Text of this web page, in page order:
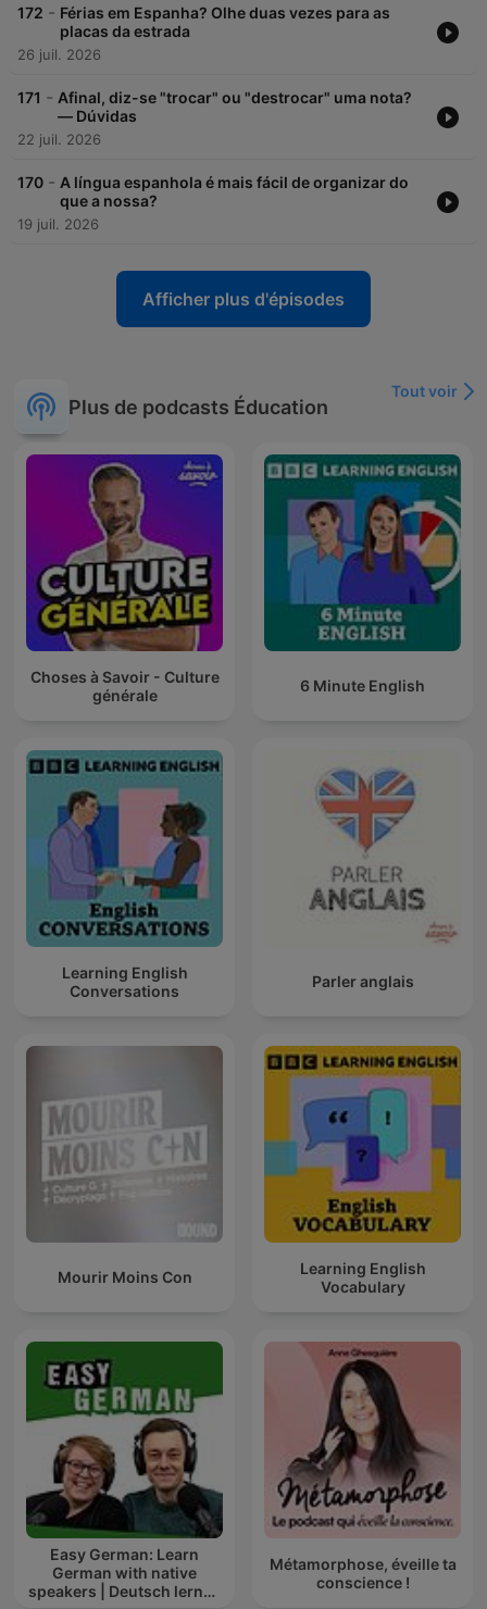
172 - Férias em Espanha? Olhe duas vezes para as
placas da estrada
26 juil. 2026
171 - Afinal, diz-se "trocar" ou "destrocar" uma nota?
— Dúvidas
22 juil. 2026
170 - A língua espanhola é mais fácil de organizar do
que a nossa?
19 juil. 2026
Afficher plus d'épisodes
Plus de podcasts Éducation
Tout voir
Choses à Savoir - Culture
générale
6 Minute English
Learning English
Conversations
Parler anglais
Mourir Moins Con
Learning English
Vocabulary
Easy German: Learn
German with native
speakers | Deutsch lernen
Métamorphose, éveille ta
conscience !